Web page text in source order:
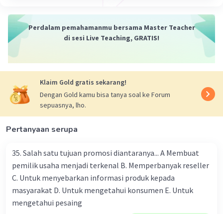
Perdalam pemahamanmu bersama Master Teacher
di sesi Live Teaching, GRATIS!
Klaim Gold gratis sekarang!
Dengan Gold kamu bisa tanya soal ke Forum
sepuasnya, lho.
Pertanyaan serupa
35. Salah satu tujuan promosi diantaranya... A Membuat
pemilik usaha menjadi terkenal B. Memperbanyak reseller
C. Untuk menyebarkan informasi produk kepada
masyarakat D. Untuk mengetahui konsumen E. Untuk
mengetahui pesaing